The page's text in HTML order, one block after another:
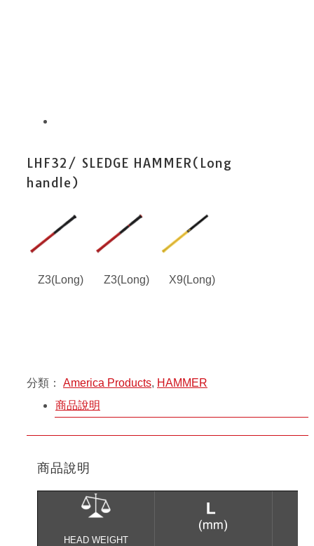
LHF32/ SLEDGE HAMMER(Long
handle)
Z3(Long) Z3(Long) X9(Long)
分類： America Products, HAMMER
商品說明
商品說明
HEAD WEIGHT